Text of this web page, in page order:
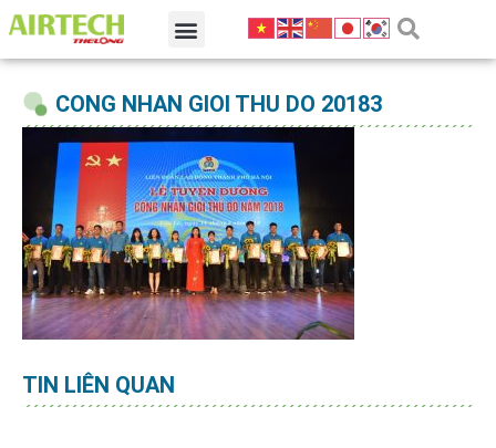
CONG NHAN GIOI THU DO 20183
TIN LIÊN QUAN